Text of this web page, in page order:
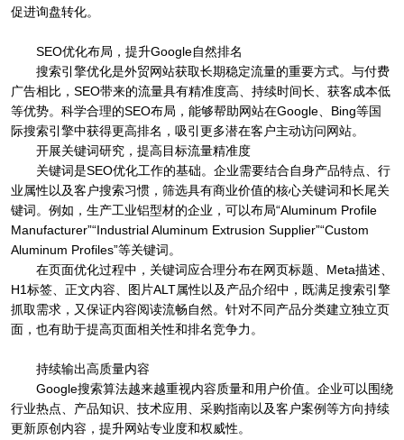
促进询盘转化。
SEO优化布局，提升Google自然排名
搜索引擎优化是外贸网站获取长期稳定流量的重要方式。与付费
广告相比，SEO带来的流量具有精准度高、持续时间长、获客成本低
等优势。科学合理的SEO布局，能够帮助网站在Google、Bing等国
际搜索引擎中获得更高排名，吸引更多潜在客户主动访问网站。
开展关键词研究，提高目标流量精准度
关键词是SEO优化工作的基础。企业需要结合自身产品特点、行
业属性以及客户搜索习惯，筛选具有商业价值的核心关键词和长尾关
键词。例如，生产工业铝型材的企业，可以布局“Aluminum Profile
Manufacturer”“Industrial Aluminum Extrusion Supplier”“Custom
Aluminum Profiles”等关键词。
在页面优化过程中，关键词应合理分布在网页标题、Meta描述、
H1标签、正文内容、图片ALT属性以及产品介绍中，既满足搜索引擎
抓取需求，又保证内容阅读流畅自然。针对不同产品分类建立独立页
面，也有助于提高页面相关性和排名竞争力。
持续输出高质量内容
Google搜索算法越来越重视内容质量和用户价值。企业可以围绕
行业热点、产品知识、技术应用、采购指南以及客户案例等方向持续
更新原创内容，提升网站专业度和权威性。